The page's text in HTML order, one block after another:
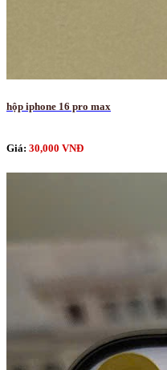
hộp iphone 16 pro max
Giá: 30,000 VNĐ